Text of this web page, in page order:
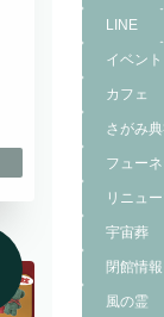
LINE
イベント
カフェ
さがみ
フュー
リニュ
宇宙葬
閉館情報
風の霊